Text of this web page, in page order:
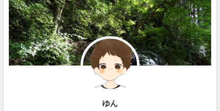
ゆん